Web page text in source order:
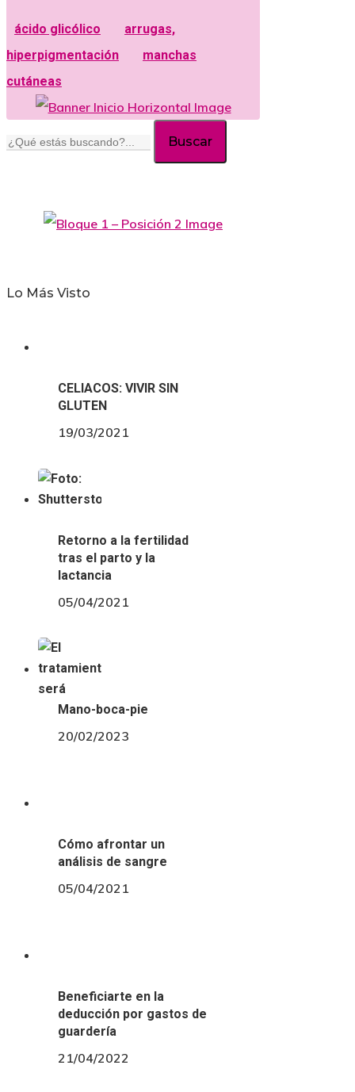
ácido glicólico
arrugas,
hiperpigmentación
manchas
cutáneas
Buscar
Lo Más Visto
CELIACOS: VIVIR SIN
GLUTEN
19/03/2021
Retorno a la fertilidad
tras el parto y la
lactancia
05/04/2021
Mano-boca-pie
20/02/2023
Cómo afrontar un
análisis de sangre
05/04/2021
Beneficiarte en la
deducción por gastos de
guardería
21/04/2022